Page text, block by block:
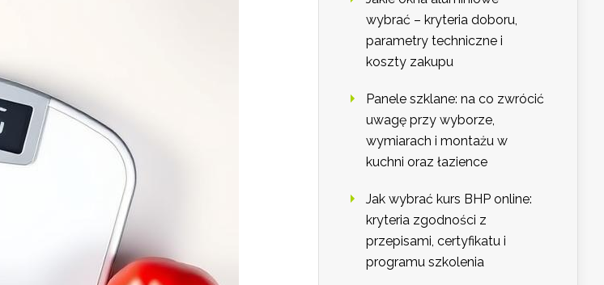
wybrać – kryteria doboru,
parametry techniczne i
koszty zakupu
Panele szklane: na co zwrócić
uwagę przy wyborze,
wymiarach i montażu w
kuchni oraz łazience
Jak wybrać kurs BHP online:
kryteria zgodności z
przepisami, certyfikatu i
programu szkolenia